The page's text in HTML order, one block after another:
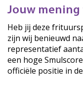
Jouw
Heb jij deze
zijn wij benieuwd
representatief
een hoge
officiële positie in